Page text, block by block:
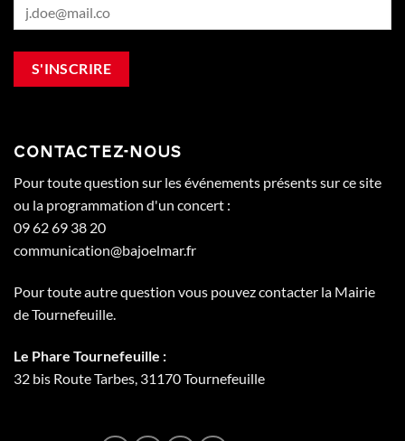
CONTACTEZ-NOUS
Pour toute question sur les événements présents sur ce site
ou la programmation d'un concert :
09 62 69 38 20
communication@bajoelmar.fr
Pour toute autre question vous pouvez contacter la Mairie
de Tournefeuille.
Le Phare Tournefeuille :
32 bis Route Tarbes, 31170 Tournefeuille